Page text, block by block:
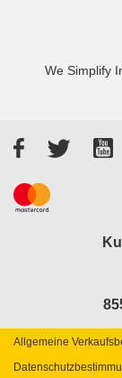
We Simplify
FacebookTwitter
Allgemeine